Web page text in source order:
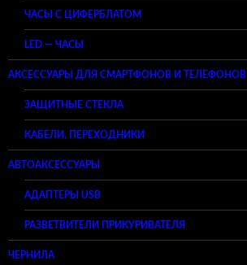
ЧАСЫ С ЦИФЕРБЛАТОМ
LED — ЧАСЫ
АКСЕССУАРЫ ДЛЯ СМАРТФОНОВ И ТЕЛЕФОНОВ
ЗАЩИТНЫЕ СТЕКЛА
КАБЕЛИ, ПЕРЕХОДНИКИ
АВТОАКСЕССУАРЫ
АДАПТЕРЫ USB
РАЗВЕТВИТЕЛИ ПРИКУРИВАТЕЛЯ
ЧЕРНИЛА